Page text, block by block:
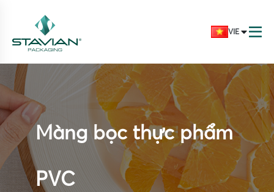
VIE
Màng bọc thực phẩm
PVC